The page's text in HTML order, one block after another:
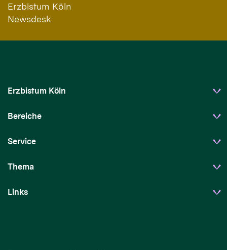
Erzbistum Köln
Newsdesk
Erzbistum Köln
Bereiche
Service
Thema
Links